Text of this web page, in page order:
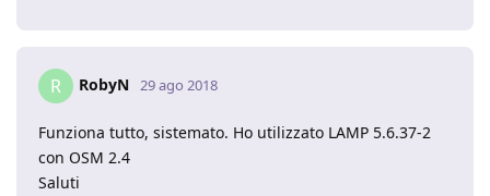
R RobyN 29 ago 2018
Funziona tutto, sistemato. Ho utilizzato LAMP 5.6.37-2
con OSM 2.4
Saluti